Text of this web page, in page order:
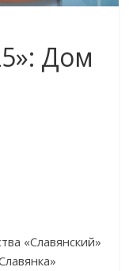
Дом
«Славянский»